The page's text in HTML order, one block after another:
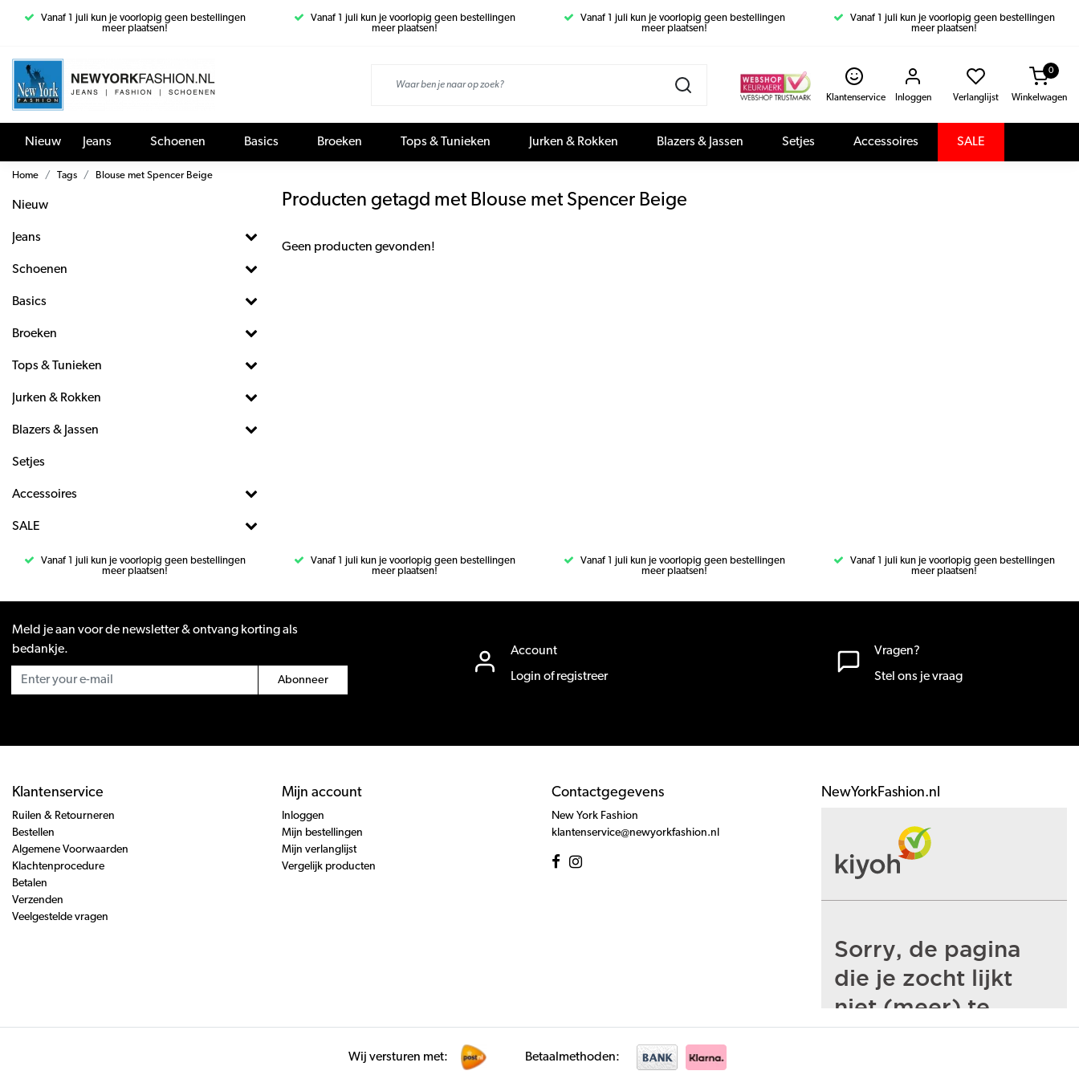
Vanaf 1 juli kun je voorlopig geen bestellingen
meer plaatsen!
Vanaf 1 juli kun je voorlopig geen bestellingen
meer plaatsen!
Vanaf 1 juli kun je voorlopig geen bestellingen
meer plaatsen!
Vanaf 1 juli kun je voorlopig geen bestellingen
meer plaatsen!
Klantenservice Inloggen Verlanglijst Winkelwagen
0
Nieuw Jeans Schoenen Basics Broeken Tops & Tunieken Jurken & Rokken Blazers & Jassen Setjes Accessoires SALE
Home Tags Blouse met Spencer Beige
Nieuw
Jeans
Schoenen
Basics
Broeken
Tops & Tunieken
Jurken & Rokken
Blazers & Jassen
Setjes
Accessoires
SALE
Producten getagd met Blouse met Spencer Beige
Geen producten gevonden!
Vanaf 1 juli kun je voorlopig geen bestellingen
meer plaatsen!
Vanaf 1 juli kun je voorlopig geen bestellingen
meer plaatsen!
Vanaf 1 juli kun je voorlopig geen bestellingen
meer plaatsen!
Vanaf 1 juli kun je voorlopig geen bestellingen
meer plaatsen!
Meld je aan voor de newsletter & ontvang korting als
bedankje.
Abonneer
Account
Login of registreer
Vragen?
Stel ons je vraag
Klantenservice
Ruilen & Retourneren
Bestellen
Algemene Voorwaarden
Klachtenprocedure
Betalen
Verzenden
Veelgestelde vragen
Mijn account
Inloggen
Mijn bestellingen
Mijn verlanglijst
Vergelijk producten
Contactgegevens
New York Fashion
klantenservice@newyorkfashion.nl
NewYorkFashion.nl
Wij versturen met: Betaalmethoden: